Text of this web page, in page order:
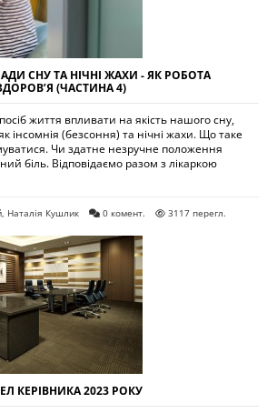
СНУ ТА НІЧНІ ЖАХИ - ЯК РОБОТА
(ЧАСТИНА 4)
життя впливати на якість нашого сну,
інсомнія (безсоння) та нічні жахи. Що таке
Чи здатне незручне положення
біль. Відповідаємо разом з лікаркою
Наталія Кушлик 0 комент. 3117 перегл.
КЕРІВНИКА 2023 РОКУ